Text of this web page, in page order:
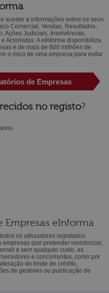
aceder a informações sobre os seus
Comercial, Vendas, Resultados,
Ações Judiciais, Insolvências,
Acionistas. A eInforma disponibiliza
e de mais de 600 milhões de
o risco de uma empresa para evitar
de Empresas
no registo?
Empresas eInforma
os utilizadores registados.
que pretender monitorizar,
e sem qualquer custo, as
e concorrentes, como por
do limite de crédito,
de gestores ou publicação de